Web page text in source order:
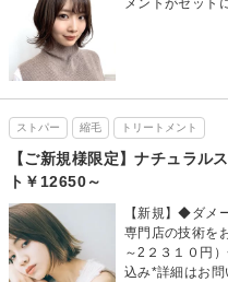
メントがセット
ストパー 縮毛 トリートメント
【ご新規様限定】ナチュラル
ト￥12650～
【新規】◆ダメ
専門店の技術を
～2２３１０円
込み*詳細はお